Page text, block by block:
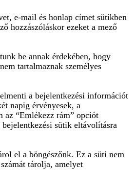
e-mail és honlap címet sütikben
hozzászóláskor ezeket a mező
be annak érdekében, hogy
tartalmaznak személyes
a bejelentkezési információt
napig érvényesek, a
az “Emlékezz rám” opciót
sütik eltávolításra
el a böngészőnk. Ez a süti nem
tárolja, amelyet